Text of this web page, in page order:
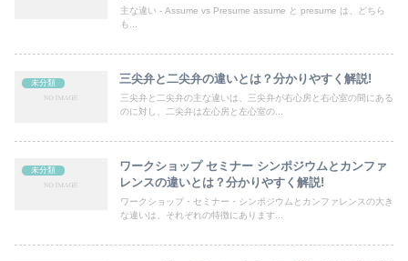
主な違い - Assume vs Presume assume と presume は、どちら
も...
未分類 三尖弁と二尖弁の違いとは？分かりやすく解説!
三尖弁と二尖弁の主な違いは、三尖弁が右心房と右心室の間にある
のに対し、二尖弁は左心房と左心室の...
未分類
ワークショップ セミナー シンポジウムとカンファ
レンスの違いとは？分かりやすく解説!
ワークショップ・セミナー・シンポジウムとカンファレンスの大き
な違いは、それぞれの特徴にあります...